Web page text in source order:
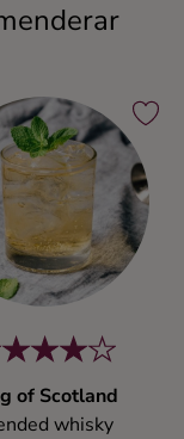
of Scotland
whisky